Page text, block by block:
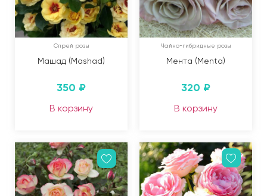
Спрей розы
Машад (Mashad)
350 ₽
В корзину
Чайно-гибридные розы
Мента (Menta)
320 ₽
В корзину